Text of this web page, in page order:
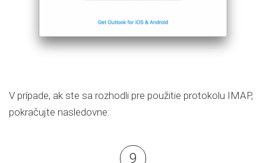
V prípade, ak ste sa rozhodli pre použitie protokolu IMAP,
pokračujte nasledovne: